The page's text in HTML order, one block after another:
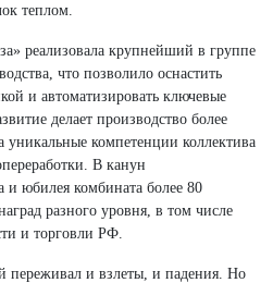
теплом.
реализовала крупнейший в группе
что позволило оснастить
и автоматизировать ключевые
делает производство более
компетенции коллектива
В канун
и юбилея комбината более 80
разного уровня, в том числе
и торговли РФ.
переживал и взлеты, и падения. Но